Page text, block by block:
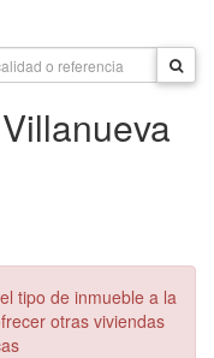
tipo de inmueble a la
otras viviendas